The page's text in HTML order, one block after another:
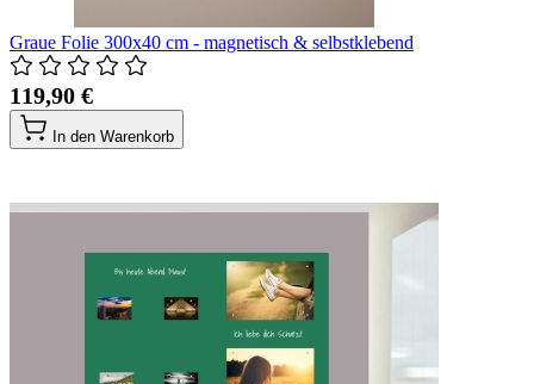
Graue Folie 300x40 cm - magnetisch & selbstklebend
119,90 €
In den Warenkorb